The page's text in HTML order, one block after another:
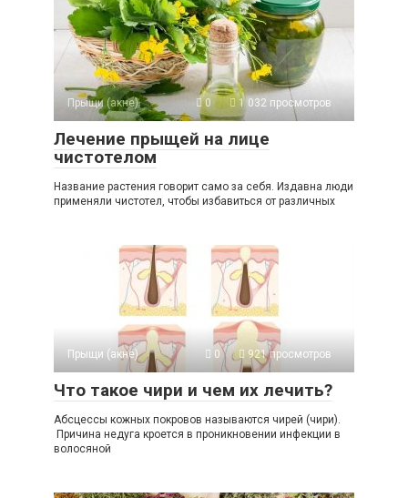
Прыщи (акне) 0 1 032 просмотров
Лечение прыщей на лице
чистотелом
Название растения говорит само за себя. Издавна люди
применяли чистотел, чтобы избавиться от различных
Прыщи (акне) 0 921 просмотров
Что такое чири и чем их лечить?
Абсцессы кожных покровов называются чирей (чири).
Причина недуга кроется в проникновении инфекции в
волосяной